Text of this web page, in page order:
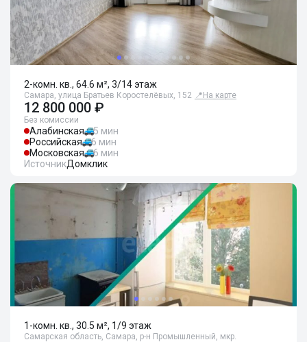
2-комн. кв., 64.6 м², 3/14 этаж
Самара, улица Братьев Коростелёвых, 152 📍 На карте
12 800 000 ₽
Без комиссии
Алабинская
5 мин
Российская
6 мин
Московская
6 мин
ИсточникДомклик
1-комн. кв., 30.5 м², 1/9 этаж
Самарская область, Самара, р-н Промышленный, мкр.